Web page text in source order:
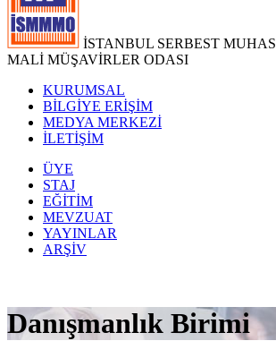
İSTANBUL SERBEST
MALİ MÜŞAVİRLER ODASI
KURUMSAL
BİLGİYE ERİŞİM
MEDYA MERKEZİ
İLETİŞİM
ÜYE
STAJ
EĞİTİM
MEVZUAT
YAYINLAR
ARŞİV
Danışmanlık Birimi